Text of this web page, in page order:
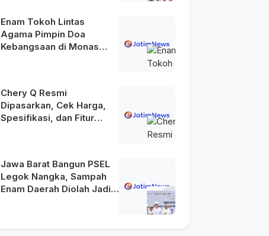
Enam Tokoh Lintas
Agama Pimpin Doa
Kebangsaan di Monas
Chery Q Resmi
Dipasarkan, Cek Harga,
Spesifikasi, dan Fitur
Jawa Barat Bangun PSEL
Legok Nangka, Sampah
Enam Daerah Diolah Jadi